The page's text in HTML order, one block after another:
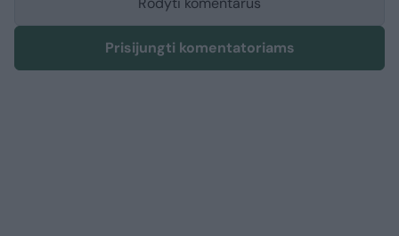
Prisijungti komentatoriams